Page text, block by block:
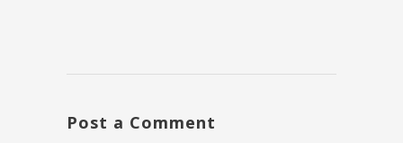
Post a Comment